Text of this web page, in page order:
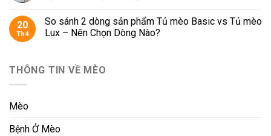
20
Th4
So sánh 2 dòng sản phẩm Tủ mèo Basic vs Tủ mèo
Lux – Nên Chọn Dòng Nào?
THÔNG TIN VỀ MÈO
Mèo
Bệnh Ở Mèo